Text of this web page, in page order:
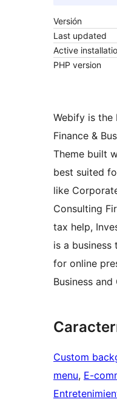
Versión
Last updated
Active
PHP version
Webify is the
Finance &
Theme built
best suited
like
Consulting
tax help,
is a business
for online
Business
Custom
menu, E-